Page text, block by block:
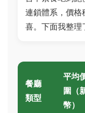
連鎖體系，價格
喜。下面我整理
餐廳
類型
平均
圍（
幣）